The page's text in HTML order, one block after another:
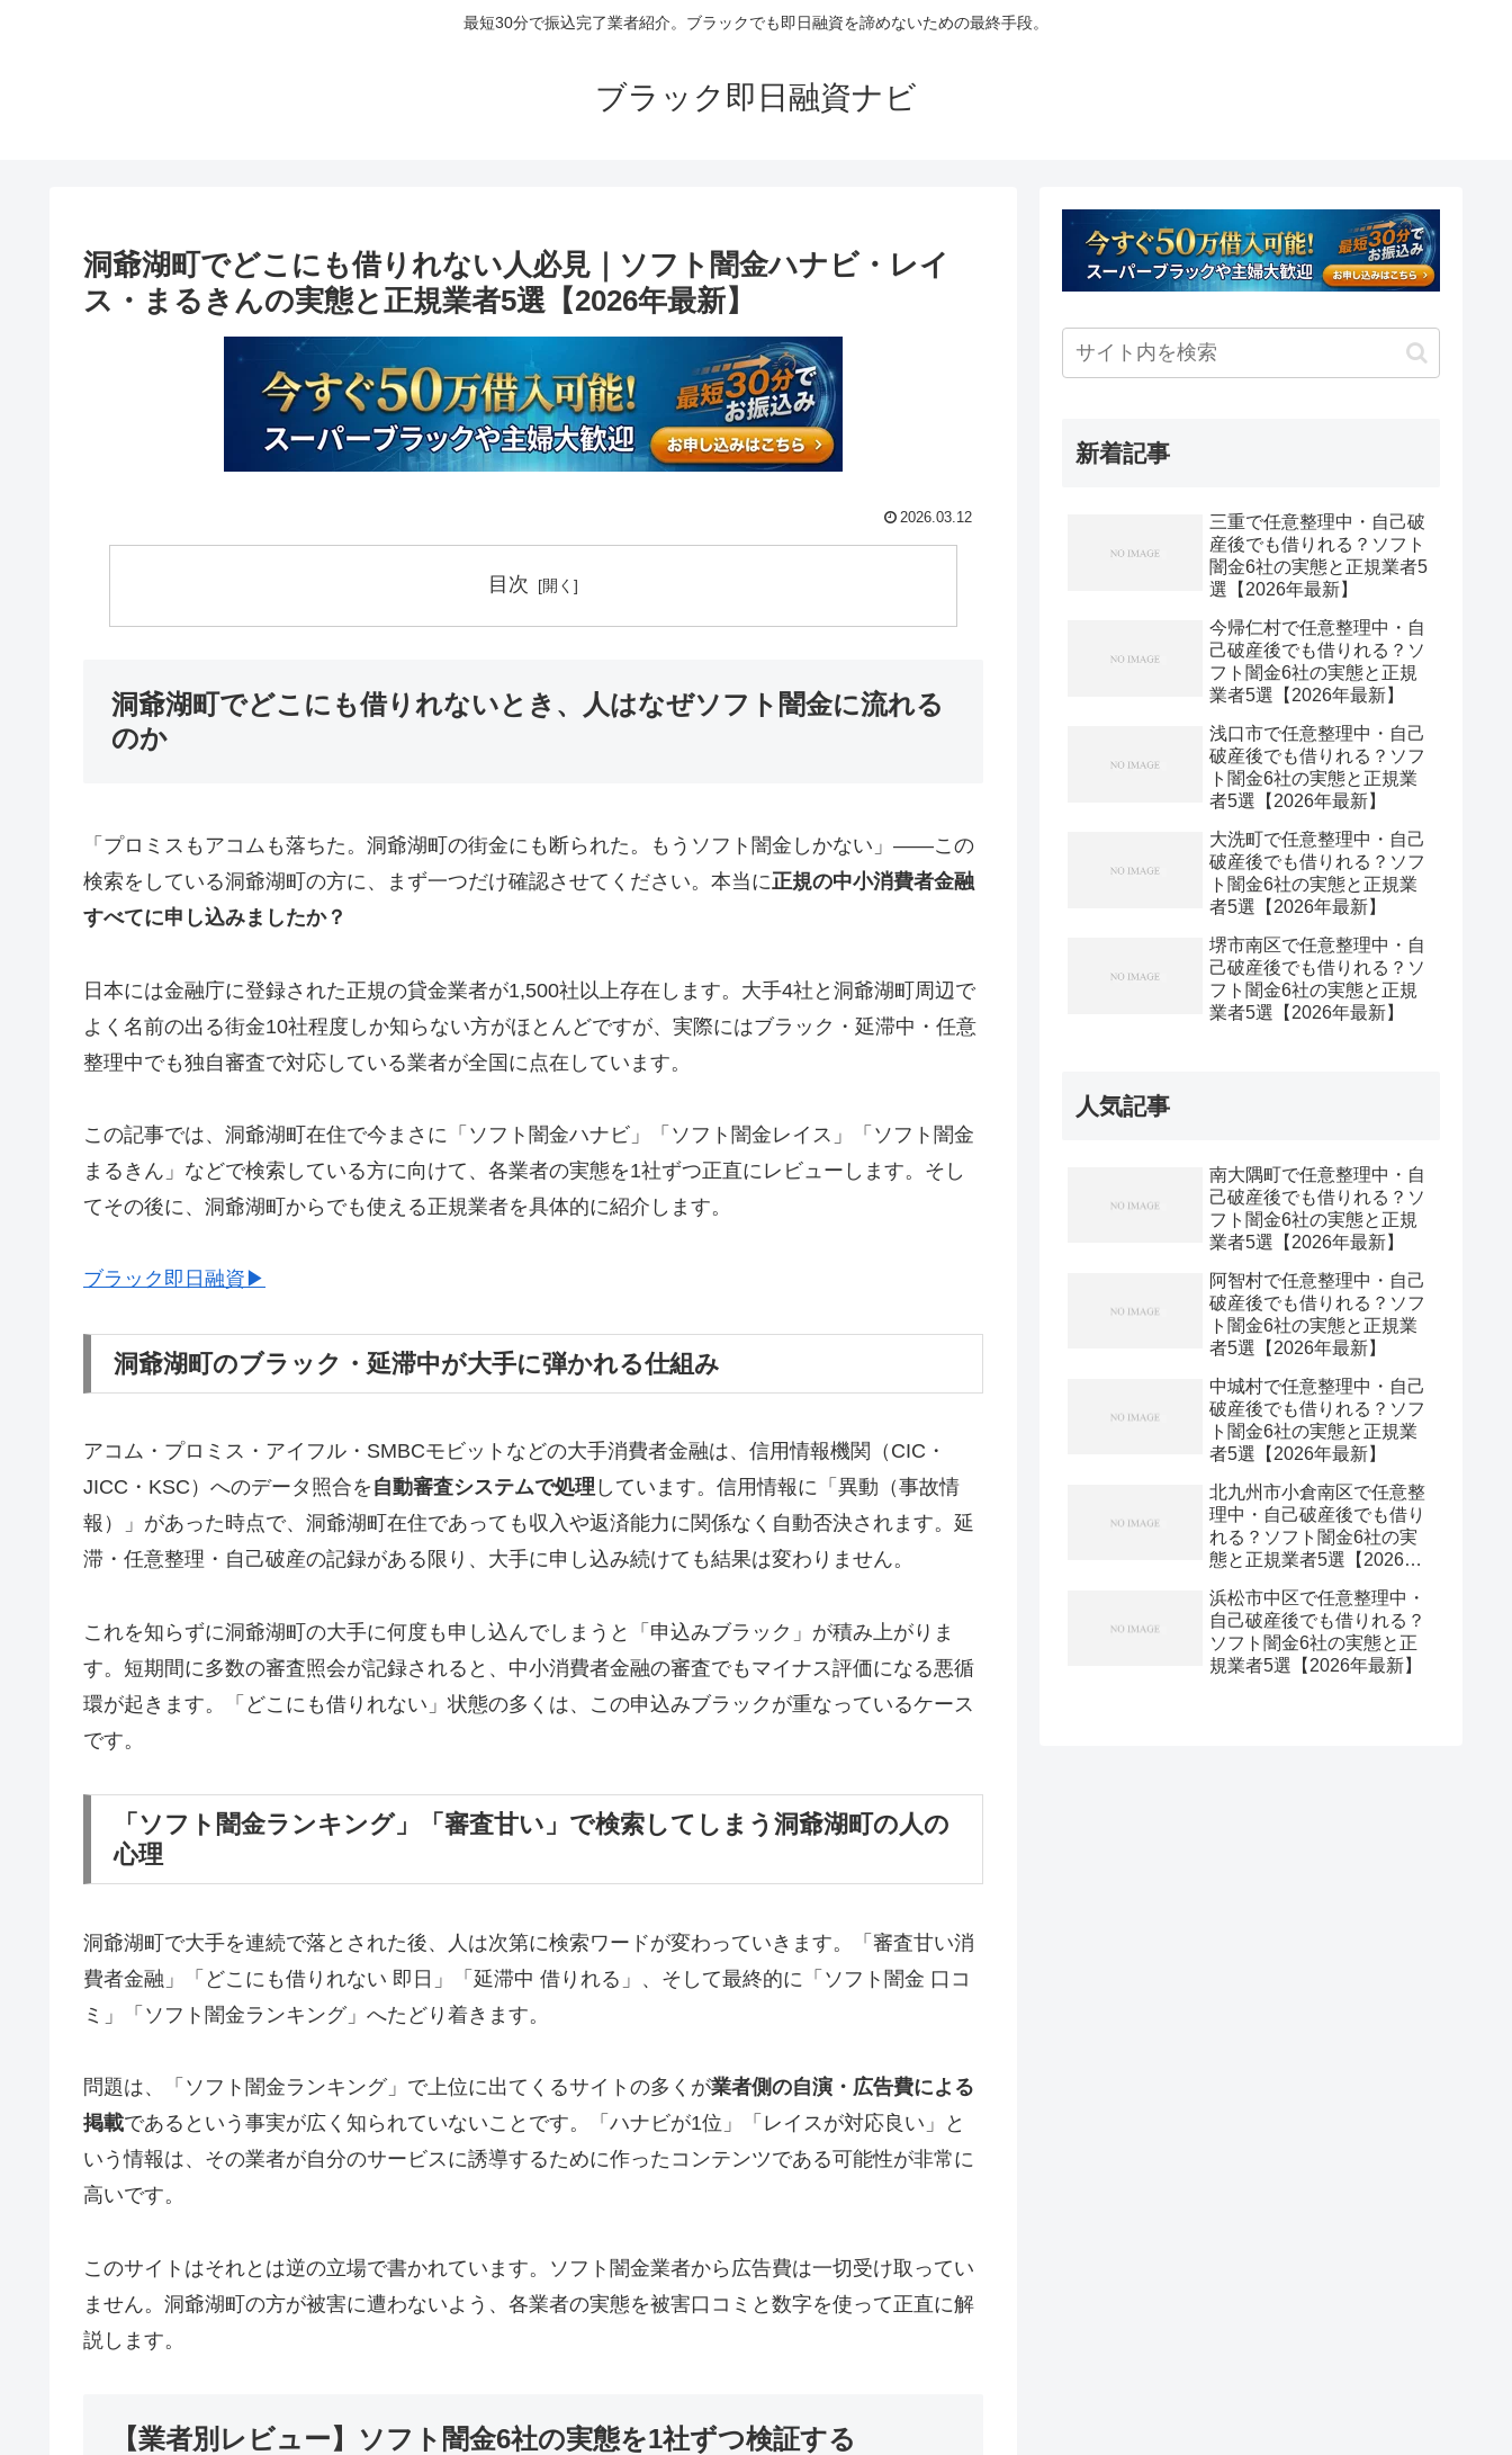
最短30分で振込完了業者紹介。ブラックでも即日融資を諦めないための最終手段。
ブラック即日融資ナビ
洞爺湖町でどこにも借りれない人必見｜ソフト闇金ハナビ・レイ
ス・まるきんの実態と正規業者5選【2026年最新】
2026.03.12
目次
洞爺湖町でどこにも借りれないとき、人はなぜソフト闇金に流れる
のか
「プロミスもアコムも落ちた。洞爺湖町の街金にも断られた。もうソフト闇金しかない」——この
検索をしている洞爺湖町の方に、まず一つだけ確認させてください。本当に正規の中小消費者金融
すべてに申し込みましたか？
日本には金融庁に登録された正規の貸金業者が1,500社以上存在します。大手4社と洞爺湖町周辺で
よく名前の出る街金10社程度しか知らない方がほとんどですが、実際にはブラック・延滞中・任意
整理中でも独自審査で対応している業者が全国に点在しています。
この記事では、洞爺湖町在住で今まさに「ソフト闇金ハナビ」「ソフト闇金レイス」「ソフト闇金
まるきん」などで検索している方に向けて、各業者の実態を1社ずつ正直にレビューします。そし
てその後に、洞爺湖町からでも使える正規業者を具体的に紹介します。
ブラック即日融資▶
洞爺湖町のブラック・延滞中が大手に弾かれる仕組み
アコム・プロミス・アイフル・SMBCモビットなどの大手消費者金融は、信用情報機関（CIC・
JICC・KSC）へのデータ照合を 自動審査システムで処理 しています。信用情報に「異動（事故情
報）」があった時点で、洞爺湖町在住であっても収入や返済能力に関係なく自動否決されます。延
滞・任意整理・自己破産の記録がある限り、大手に申し込み続けても結果は変わりません。
これを知らずに洞爺湖町の大手に何度も申し込んでしまうと「申込みブラック」が積み上がりま
す。短期間に多数の審査照会が記録されると、中小消費者金融の審査でもマイナス評価になる悪循
環が起きます。「どこにも借りれない」状態の多くは、この申込みブラックが重なっているケース
です。
「ソフト闇金ランキング」「審査甘い」で検索してしまう洞爺湖町の人の
心理
洞爺湖町で大手を連続で落とされた後、人は次第に検索ワードが変わっていきます。「審査甘い消
費者金融」「どこにも借りれない 即日」「延滞中 借りれる」、そして最終的に「ソフト闇金 口コ
ミ」「ソフト闇金ランキング」へたどり着きます。
問題は、「ソフト闇金ランキング」で上位に出てくるサイトの多くが業者側の自演・広告費による
掲載であるという事実が広く知られていないことです。「ハナビが1位」「レイスが対応良い」と
いう情報は、その業者が自分のサービスに誘導するために作ったコンテンツである可能性が非常に
高いです。
このサイトはそれとは逆の立場で書かれています。ソフト闇金業者から広告費は一切受け取ってい
ません。洞爺湖町の方が被害に遭わないよう、各業者の実態を被害口コミと数字を使って正直に解
説します。
【業者別レビュー】ソフト闇金6社の実態を1社ずつ検証する
新着記事
三重で任意整理中・自己破
産後でも借りれる？ソフト
闇金6社の実態と正規業者5
選【2026年最新】
今帰仁村で任意整理中・自
己破産後でも借りれる？ソ
フト闇金6社の実態と正規
業者5選【2026年最新】
浅口市で任意整理中・自己
破産後でも借りれる？ソフ
ト闇金6社の実態と正規業
者5選【2026年最新】
大洗町で任意整理中・自己
破産後でも借りれる？ソフ
ト闇金6社の実態と正規業
者5選【2026年最新】
堺市南区で任意整理中・自
己破産後でも借りれる？ソ
フト闇金6社の実態と正規
業者5選【2026年最新】
人気記事
南大隅町で任意整理中・自
己破産後でも借りれる？ソ
フト闇金6社の実態と正規
業者5選【2026年最新】
阿智村で任意整理中・自己
破産後でも借りれる？ソフ
ト闇金6社の実態と正規業
者5選【2026年最新】
中城村で任意整理中・自己
破産後でも借りれる？ソフ
ト闇金6社の実態と正規業
者5選【2026年最新】
北九州市小倉南区で任意整
理中・自己破産後でも借り
れる？ソフト闇金6社の実
態と正規業者5選【2026年
浜松市中区で任意整理中・
自己破産後でも借りれる？
ソフト闇金6社の実態と正
規業者5選【2026年最新】